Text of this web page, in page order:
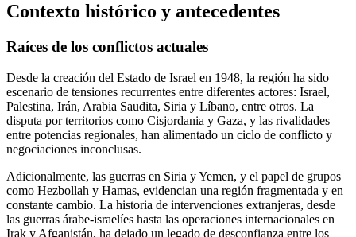
Contexto histórico y antecedentes
Raíces de los conflictos actuales
Desde la creación del Estado de Israel en 1948, la región ha sido
escenario de tensiones recurrentes entre diferentes actores: Israel,
Palestina, Irán, Arabia Saudita, Siria y Líbano, entre otros. La
disputa por territorios como Cisjordania y Gaza, y las rivalidades
entre potencias regionales, han alimentado un ciclo de conflicto y
negociaciones inconclusas.
Adicionalmente, las guerras en Siria y Yemen, y el papel de grupos
como Hezbollah y Hamas, evidencian una región fragmentada y en
constante cambio. La historia de intervenciones extranjeras, desde
las guerras árabe-israelíes hasta las operaciones internacionales en
Irak y Afganistán, ha dejado un legado de desconfianza entre los